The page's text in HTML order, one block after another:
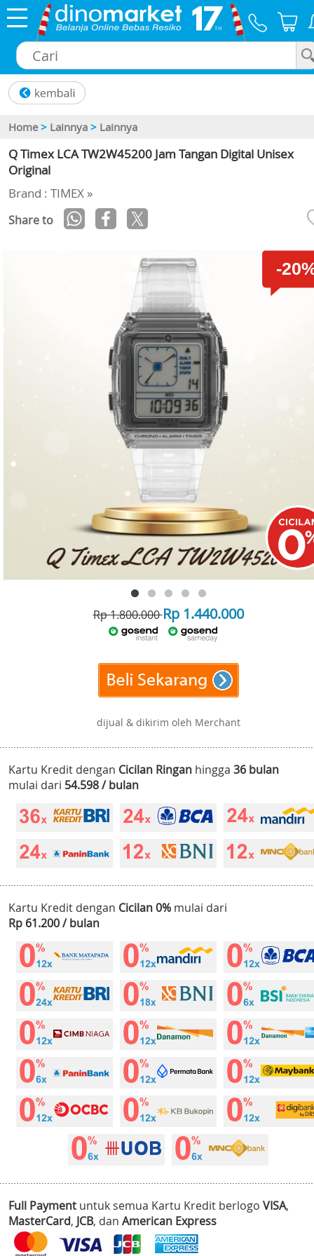
Home > Lainnya > Lainnya
Q Timex LCA TW2W45200 Jam Tangan Digital Unisex
Original
Brand : TIMEX »
Share to
-
Rp 1.800.000Rp 1.440.000
dijual & dikirim oleh Merchant
Kartu Kredit dengan Cicilan Ringan hingga 36 bulan
mulai dari 54.598 / bulan
Kartu Kredit dengan Cicilan 0% mulai dari
Rp 61.200 / bulan
Full Payment untuk semua Kartu Kredit berlogo VISA,
MasterCard, JCB, dan American Express